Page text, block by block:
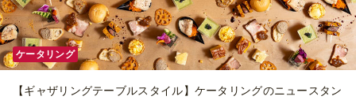
ケータリング
【ギャザリングテーブルスタイル】ケータリングのニュースタン